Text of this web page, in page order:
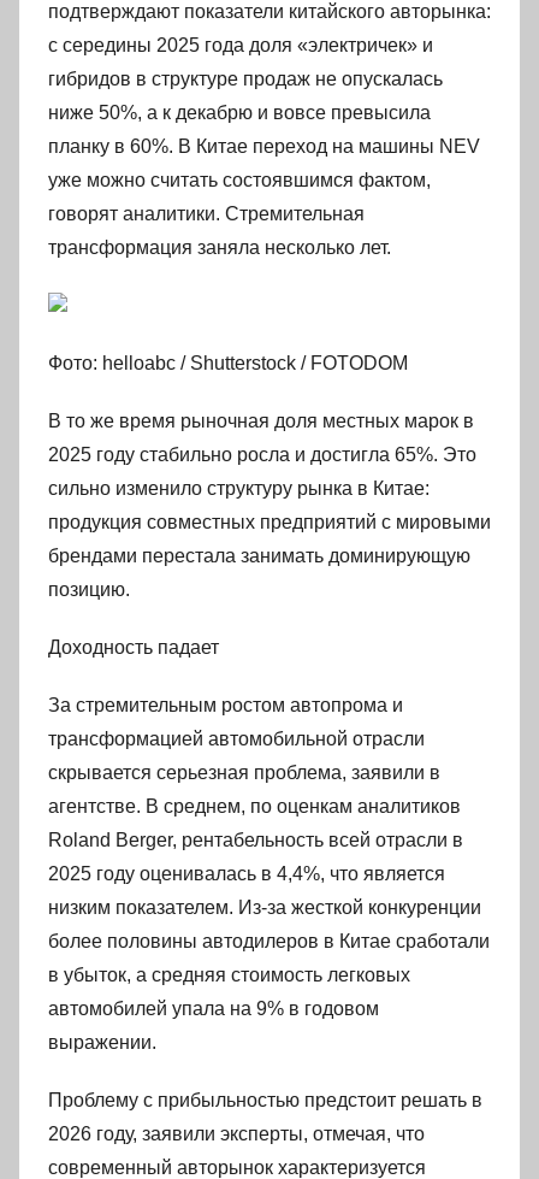
подтверждают показатели китайского авторынка:
с середины 2025 года доля «электричек» и
гибридов в структуре продаж не опускалась
ниже 50%, а к декабрю и вовсе превысила
планку в 60%. В Китае переход на машины NEV
уже можно считать состоявшимся фактом,
говорят аналитики. Стремительная
трансформация заняла несколько лет.
Фото: helloabc / Shutterstock / FOTODOM
В то же время рыночная доля местных марок в
2025 году стабильно росла и достигла 65%. Это
сильно изменило структуру рынка в Китае:
продукция совместных предприятий с мировыми
брендами перестала занимать доминирующую
позицию.
Доходность падает
За стремительным ростом автопрома и
трансформацией автомобильной отрасли
скрывается серьезная проблема, заявили в
агентстве. В среднем, по оценкам аналитиков
Roland Berger, рентабельность всей отрасли в
2025 году оценивалась в 4,4%, что является
низким показателем. Из-за жесткой конкуренции
более половины автодилеров в Китае сработали
в убыток, а средняя стоимость легковых
автомобилей упала на 9% в годовом
выражении.
Проблему с прибыльностью предстоит решать в
2026 году, заявили эксперты, отмечая, что
современный авторынок характеризуется